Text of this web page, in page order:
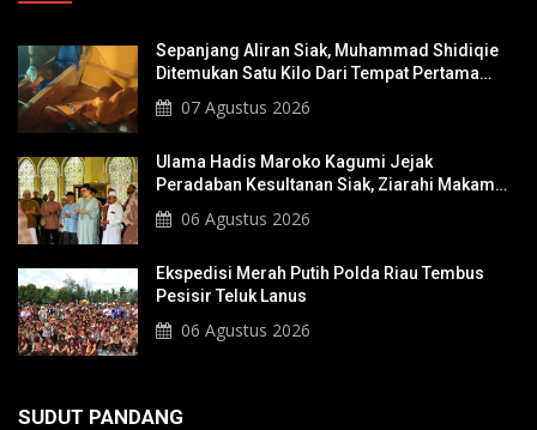
Sepanjang Aliran Siak, Muhammad Shidiqie
Ditemukan Satu Kilo Dari Tempat Pertama
Tenggelam
07 Agustus 2026
Ulama Hadis Maroko Kagumi Jejak
Peradaban Kesultanan Siak, Ziarahi Makam
Sultan Hingga Pendiri Pekanbaru
06 Agustus 2026
Ekspedisi Merah Putih Polda Riau Tembus
Pesisir Teluk Lanus
06 Agustus 2026
SUDUT PANDANG